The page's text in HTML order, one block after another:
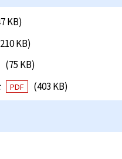
KB)
KB)
(75 KB)
PDF (403 KB)